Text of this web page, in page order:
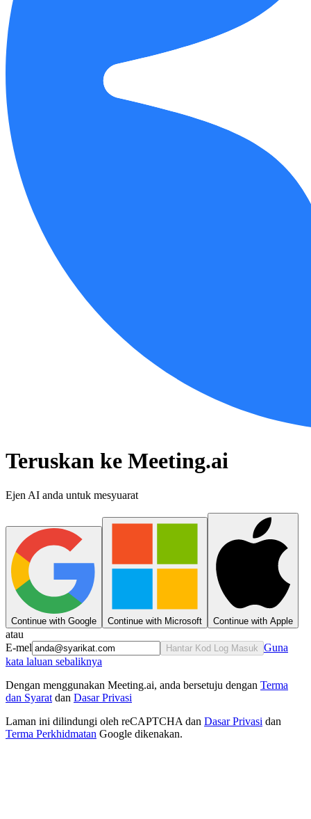
Teruskan ke Meeting.ai
Ejen AI anda untuk mesyuarat
Continue with Google Continue with Microsoft Continue with Apple
atau
E-mel
Hantar Kod Log Masuk Guna
kata laluan sebaliknya
Dengan menggunakan Meeting.ai, anda bersetuju dengan Terma
dan Syarat dan Dasar Privasi
Laman ini dilindungi oleh reCAPTCHA dan Dasar Privasi dan
Terma Perkhidmatan Google dikenakan.